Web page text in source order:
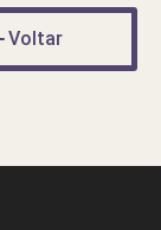
Voltar